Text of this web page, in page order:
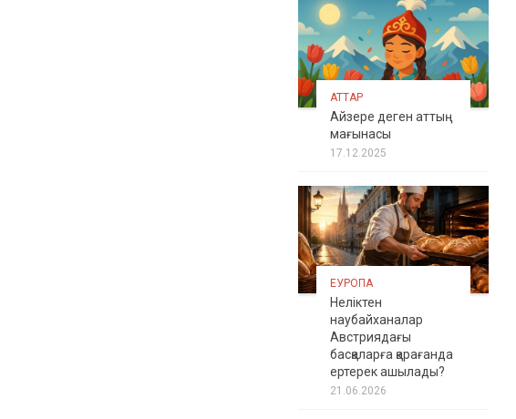
АТТАР
Айзере деген аттың
мағынасы
17.12.2025
ЕУРОПА
Неліктен
наубайханалар
Австриядағы
басқаларға қарағанда
ертерек ашылады?
21.06.2026